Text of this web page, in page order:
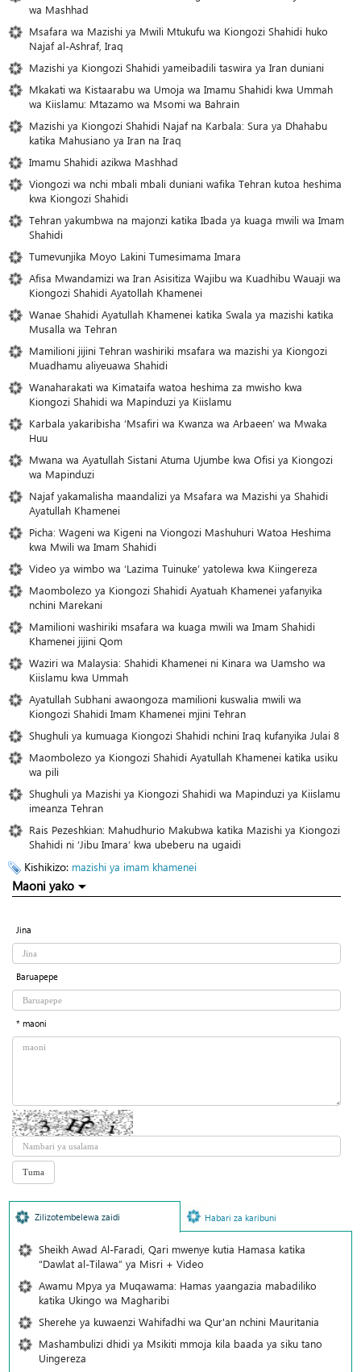
wa Mashhad
Msafara wa Mazishi ya Mwili Mtukufu wa Kiongozi Shahidi huko
Najaf al-Ashraf, Iraq
Mazishi ya Kiongozi Shahidi yameibadili taswira ya Iran duniani
Mkakati wa Kistaarabu wa Umoja wa Imamu Shahidi kwa Ummah
wa Kiislamu: Mtazamo wa Msomi wa Bahrain
Mazishi ya Kiongozi Shahidi Najaf na Karbala: Sura ya Dhahabu
katika Mahusiano ya Iran na Iraq
Imamu Shahidi azikwa Mashhad
Viongozi wa nchi mbali mbali duniani wafika Tehran kutoa heshima
kwa Kiongozi Shahidi
Tehran yakumbwa na majonzi katika Ibada ya kuaga mwili wa Imam
Shahidi
Tumevunjika Moyo Lakini Tumesimama Imara
Afisa Mwandamizi wa Iran Asisitiza Wajibu wa Kuadhibu Wauaji wa
Kiongozi Shahidi Ayatollah Khamenei
Wanae Shahidi Ayatullah Khamenei katika Swala ya mazishi katika
Musalla wa Tehran
Mamilioni jijini Tehran washiriki msafara wa mazishi ya Kiongozi
Muadhamu aliyeuawa Shahidi
Wanaharakati wa Kimataifa watoa heshima za mwisho kwa
Kiongozi Shahidi wa Mapinduzi ya Kiislamu
Karbala yakaribisha ‘Msafiri wa Kwanza wa Arbaeen’ wa Mwaka
Huu
Mwana wa Ayatullah Sistani Atuma Ujumbe kwa Ofisi ya Kiongozi
wa Mapinduzi
Najaf yakamalisha maandalizi ya Msafara wa Mazishi ya Shahidi
Ayatullah Khamenei
Picha: Wageni wa Kigeni na Viongozi Mashuhuri Watoa Heshima
kwa Mwili wa Imam Shahidi
Video ya wimbo wa ‘Lazima Tuinuke’ yatolewa kwa Kiingereza
Maombolezo ya Kiongozi Shahidi Ayatuah Khamenei yafanyika
nchini Marekani
Mamilioni washiriki msafara wa kuaga mwili wa Imam Shahidi
Khamenei jijini Qom
Waziri wa Malaysia: Shahidi Khamenei ni Kinara wa Uamsho wa
Kiislamu kwa Ummah
Ayatullah Subhani awaongoza mamilioni kuswalia mwili wa
Kiongozi Shahidi Imam Khamenei mjini Tehran
Shughuli ya kumuaga Kiongozi Shahidi nchini Iraq kufanyika Julai 8
Maombolezo ya Kiongozi Shahidi Ayatullah Khamenei katika usiku
wa pili
Shughuli ya Mazishi ya Kiongozi Shahidi wa Mapinduzi ya Kiislamu
imeanza Tehran
Rais Pezeshkian: Mahudhurio Makubwa katika Mazishi ya Kiongozi
Shahidi ni ‘Jibu Imara’ kwa ubeberu na ugaidi
Kishikizo: mazishi ya imam khamenei
Maoni yako
Jina
Baruapepe
* maoni
Zilizotembelewa zaidi Habari za karibuni
Sheikh Awad Al-Faradi, Qari mwenye kutia Hamasa katika
“Dawlat al-Tilawa” ya Misri + Video
Awamu Mpya ya Muqawama: Hamas yaangazia mabadiliko
katika Ukingo wa Magharibi
Sherehe ya kuwaenzi Wahifadhi wa Qur'an nchini Mauritania
Mashambulizi dhidi ya Msikiti mmoja kila baada ya siku tano
Uingereza